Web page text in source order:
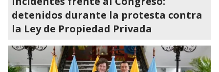
detenidos durante la protesta contra
la Ley de Propiedad Privada